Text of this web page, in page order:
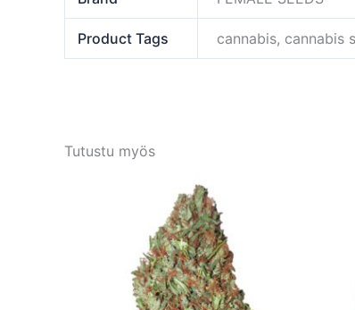
Product Tags cannabis, cannabis
Tutustu myös